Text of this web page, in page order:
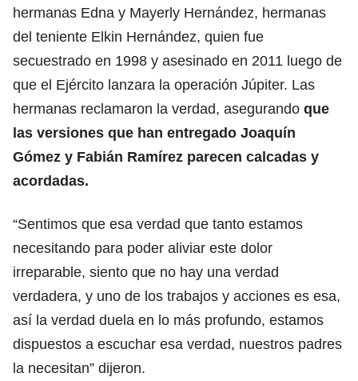
hermanas Edna y Mayerly Hernández, hermanas
del teniente Elkin Hernández, quien fue
secuestrado en 1998 y asesinado en 2011 luego de
que el Ejército lanzara la operación Júpiter. Las
hermanas reclamaron la verdad, asegurando que
las versiones que han entregado Joaquín
Gómez y Fabián Ramírez parecen calcadas y
acordadas.
“Sentimos que esa verdad que tanto estamos
necesitando para poder aliviar este dolor
irreparable, siento que no hay una verdad
verdadera, y uno de los trabajos y acciones es esa,
así la verdad duela en lo más profundo, estamos
dispuestos a escuchar esa verdad, nuestros padres
la necesitan” dijeron.